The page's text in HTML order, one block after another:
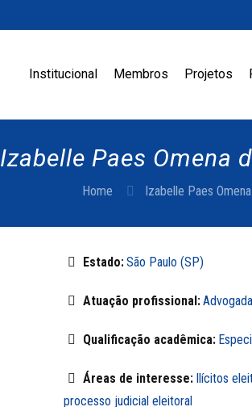
Institucional Membros Projetos
Izabelle Paes Omena
Home Izabelle Paes
Estado:São Paulo (SP)
Atuação profissional:Advogada
Qualificação acadêmica:
Áreas de interesse: Ilícitos
processo judicial eleitoral